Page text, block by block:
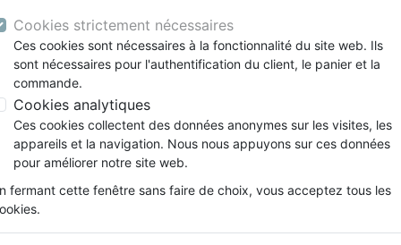
Nouveautés
Testaments
Etude biblique
Segond
Darby
Bandes dessinées
Souffrance, Relation d'aide
Ethique, société, politique
ans
Adolescents, jeunes
Latino, Folk
Soul
Rap, Hip-hop
Louange, Adoration
Pop, Rock
animés
conférences
Films, fiction
Jeux
Papeterie
De la malédiction à la bénédiction
Cookies strictement nécessaires
Ces cookies sont nécessaires à la fonctionnalité du site web. Ils
sont nécessaires pour l'authentification du client, le panier et la
commande.
Cookies analytiques
Ces cookies collectent des données anonymes sur les visites, les
appareils et la navigation. Nous nous appuyons sur ces données
pour améliorer notre site web.
fermant cette fenêtre sans faire de choix, vous acceptez tous les